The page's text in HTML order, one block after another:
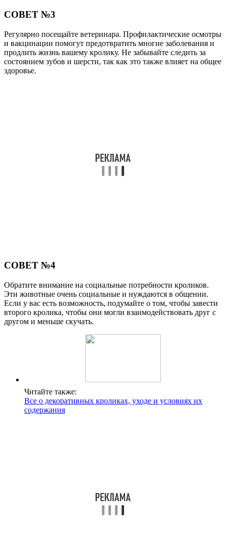
СОВЕТ №3
Регулярно посещайте ветеринара. Профилактические осмотры
и вакцинации помогут предотвратить многие заболевания и
продлить жизнь вашему кролику. Не забывайте следить за
состоянием зубов и шерсти, так как это также влияет на общее
здоровье.
СОВЕТ №4
Обратите внимание на социальные потребности кроликов.
Эти животные очень социальные и нуждаются в общении.
Если у вас есть возможность, подумайте о том, чтобы завести
второго кролика, чтобы они могли взаимодействовать друг с
другом и меньше скучать.
Читайте также:
Все о декоративных кроликах, уходе и условиях их
содержания